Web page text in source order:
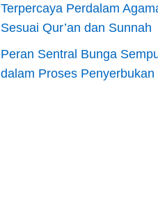
Terpercaya Perdalam
Sesuai Qur’an dan Sunnah
Peran Sentral Bunga
dalam Proses Penyerbukan